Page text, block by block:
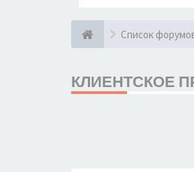
Список
КЛИЕНТСКОЕ